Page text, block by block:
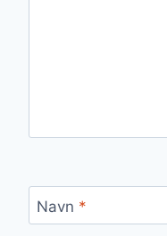
Navn *